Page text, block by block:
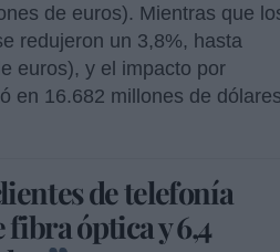
de euros). Mientras que
redujeron un 3,8%, hasta
euros), y el impacto por
en 16.682 millones de dólares
de telefonía
fibra óptica y 6,4